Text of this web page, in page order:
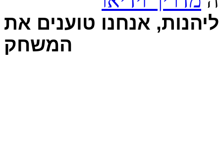
אנחנו טוענים את
המשחק